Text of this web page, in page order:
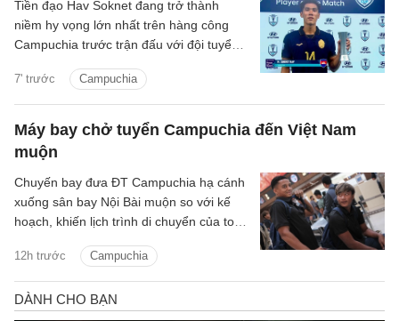
7' trước Campuchia
Tiền đạo Hav Soknet đang trở thành
niềm hy vọng lớn nhất trên hàng công
Campuchia trước trận đấu với đội tuyển
2026.
Máy bay chở tuyển Campuchia đến Việt Nam
muộn
12h trước Campuchia
Chuyến bay đưa ĐT Campuchia hạ cánh
xuống sân bay Nội Bài muộn so với kế
hoạch, khiến lịch trình di chuyển của toàn
ngơi.